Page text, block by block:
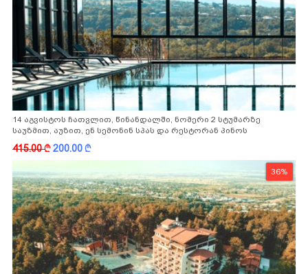
14 აგვისტოს ჩათვლით, წინანდალში, ნომერი 2 სტუმარზე
საუზმით, აუზით, ენ სემონინ სპას და რესტორან პინოს
ფასდაკლებით
415.00k200.00k
36%